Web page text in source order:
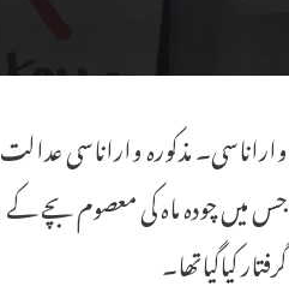
جس میں چودہ ماہ کی معصوم بچے
گرفتار کیاگیاتھا۔